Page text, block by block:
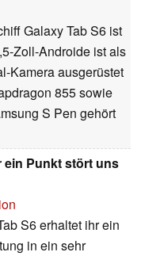
Galaxy Tab S6 ist
Zoll-Androide ist als
Kamera ausgerüstet
855 sowie
S Pen gehört
ein Punkt stört uns
S6 erhaltet ihr ein
in ein sehr